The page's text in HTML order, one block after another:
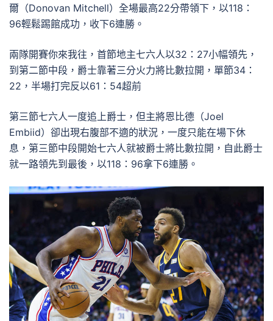
爾（Donovan Mitchell）全場最高22分帶領下，以118：
96輕鬆踢館成功，收下6連勝。
兩隊開賽你來我往，首節地主七六人以32：27小幅領先，
到第二節中段，爵士靠著三分火力將比數拉開，單節34：
22，半場打完反以61：54超前
第三節七六人一度追上爵士，但主將恩比德（Joel
Embiid）卻出現右腹部不適的狀況，一度只能在場下休
息，第三節中段開始七六人就被爵士將比數拉開，自此爵士
就一路領先到最後，以118：96拿下6連勝。